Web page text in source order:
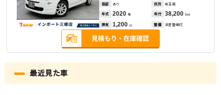
保証 あり 住所 埼玉県
年式 2020 年 走行 38,200 km
排気 1,200 cc 整備 法定整備付
最近見た車